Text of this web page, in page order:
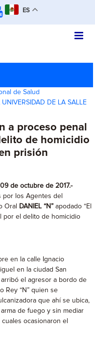
ES
de Salud
DE LA SALLE
a proceso penal
de homicidio
prisión
de octubre de 2017.-
por los Agentes del
Oral
DANIEL “N”apodado “El
por el delito de homicidio
en la calle Ignacio
en la ciudad San
el agresor a bordo de
Rey “N” quien se
que ahí se ubica,
de fuego y sin mediar
ocasionaron el